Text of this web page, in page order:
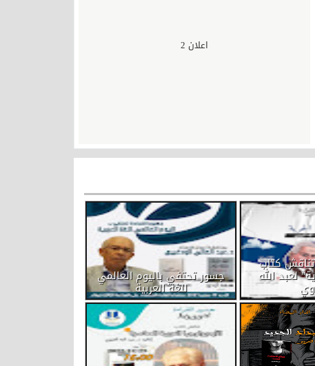
اعلان 2
كتاب
لعبد الله جسور تحتفي باليوم العالمي
للغة العربية